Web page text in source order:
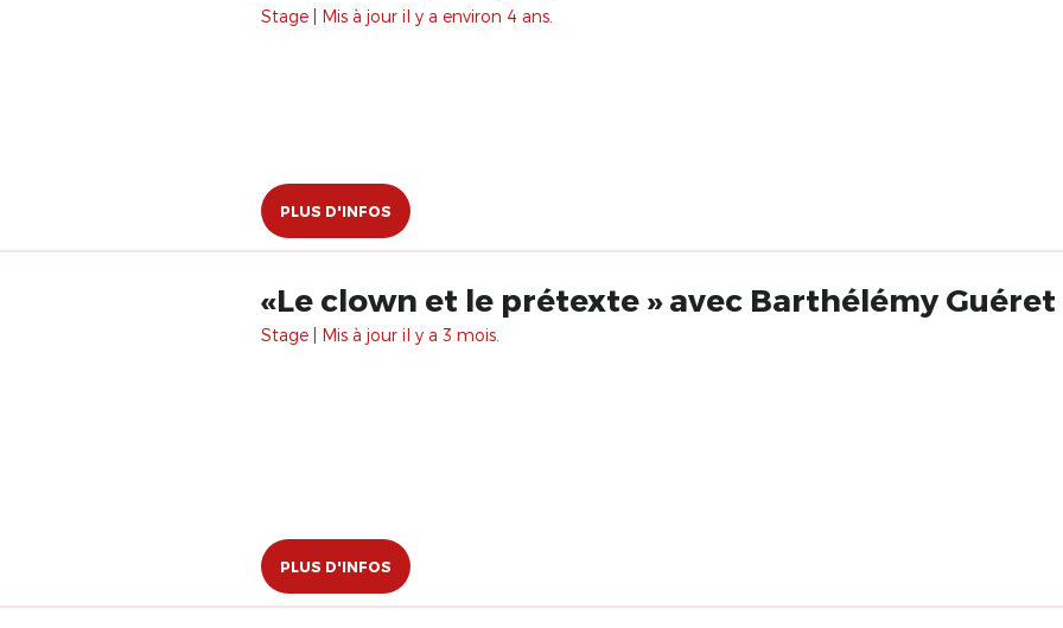
Stage | Mis à jour il y a environ 4 ans.
PLUS D'INFOS
«Le clown et le prétexte » avec Barthélémy Guéret
Stage | Mis à jour il y a 3 mois.
PLUS D'INFOS